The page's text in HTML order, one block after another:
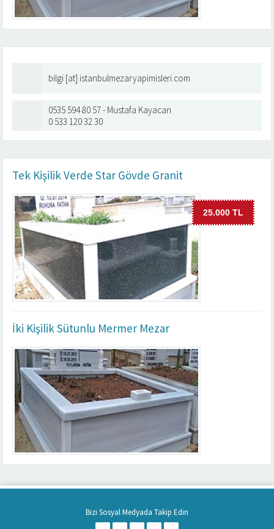
bilgi [at] istanbulmezaryapimisleri.com
0535 594 80 57 - Mustafa Kayacan
0 533 120 32 30
Tek Kişilik Verde Star Gövde Granit
25.000 TL
İki Kişilik Sütunlu Mermer Mezar
Bizi Sosyal Medyada Takip Edin